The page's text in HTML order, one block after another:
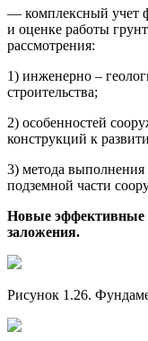
— комплексный учет
и оценке работы
рассмотрения:
1) инженерно –
строительства;
2) особенностей
конструкций к
3) метода выполнения
подземной части
Новые эффективные
заложения.
Рисунок 1.26.